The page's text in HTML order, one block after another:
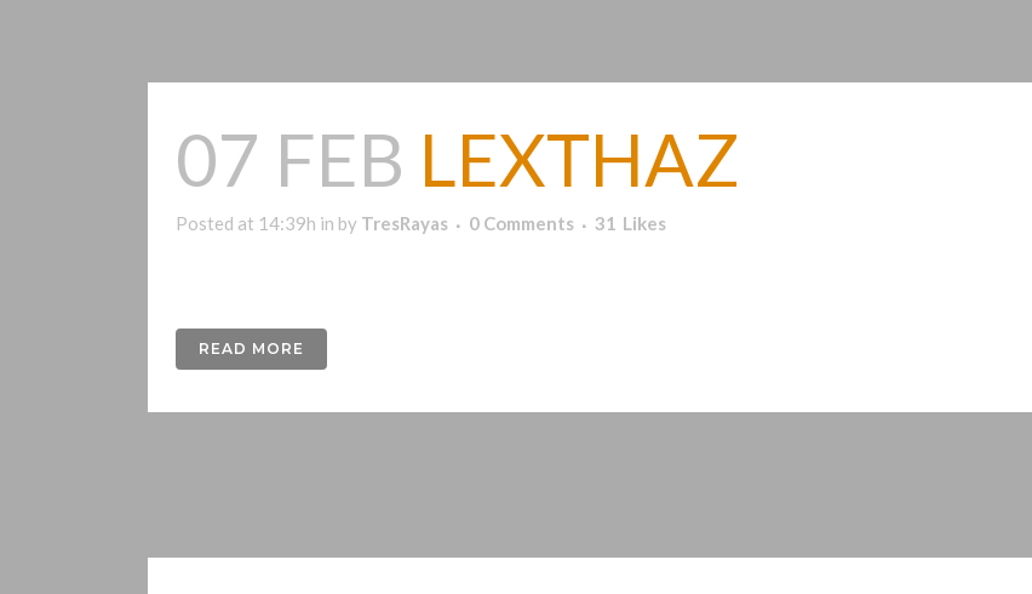
07 FEB LEXTHAZ
Posted at 14:39h in by TresRayas 0 Comments 31 Likes
READ MORE